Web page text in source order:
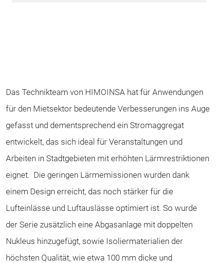
Das Technikteam von HIMOINSA hat für Anwendungen
für den Mietsektor bedeutende Verbesserungen ins Auge
gefasst und dementsprechend ein Stromaggregat
entwickelt, das sich ideal für Veranstaltungen und
Arbeiten in Stadtgebieten mit erhöhten Lärmrestriktionen
eignet. Die geringen Lärmemissionen wurden dank
einem Design erreicht, das noch stärker für die
Lufteinlässe und Luftauslässe optimiert ist. So wurde
der Serie zusätzlich eine Abgasanlage mit doppelten
Nukleus hinzugefügt, sowie Isoliermaterialien der
höchsten Qualität, wie etwa 100 mm dicke und